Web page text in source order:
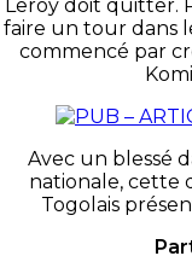
Leroy doit quitter.
faire un tour dans
commencé par
Avec un blessé
nationale, cette
Togolais